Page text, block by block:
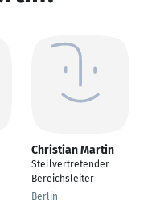
Christian Martin
Stellvertretender
Bereichsleiter
Berlin